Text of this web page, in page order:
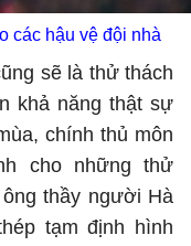
các hậu vệ đội nhà
sẽ là thử thách
khả năng thật sự
chính thủ môn
cho những thử
thầy người Hà
tạm định hình